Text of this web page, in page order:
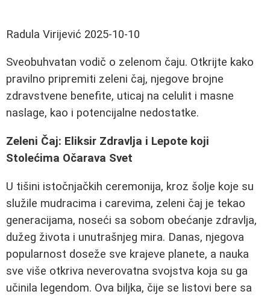
Radula Virijević 2025-10-10
Sveobuhvatan vodič o zelenom čaju. Otkrijte kako
pravilno pripremiti zeleni čaj, njegove brojne
zdravstvene benefite, uticaj na celulit i masne
naslage, kao i potencijalne nedostatke.
Zeleni Čaj: Eliksir Zdravlja i Lepote koji
Stolećima Očarava Svet
U tišini istočnjačkih ceremonija, kroz šolje koje su
služile mudracima i carevima, zeleni čaj je tekao
generacijama, noseći sa sobom obećanje zdravlja,
dužeg života i unutrašnjeg mira. Danas, njegova
popularnost doseže sve krajeve planete, a nauka
sve više otkriva neverovatna svojstva koja su ga
učinila legendom. Ova biljka, čije se listovi bere sa